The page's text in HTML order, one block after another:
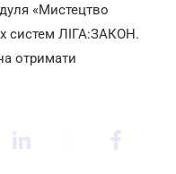
«Мистецтво
систем ЛІГА:ЗАКОН.
отримати